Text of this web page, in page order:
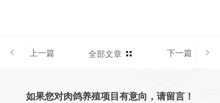
上一篇 全部文章 下一篇
如果您对肉鸽养殖项目有意向，请留言！